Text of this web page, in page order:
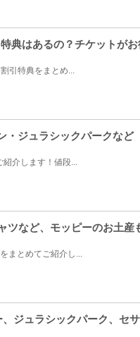
典はあるの？チケットが
引特典をまとめ...
・ジュラシックパークなど
介します！値段...
ツなど、モッピーのお土産
まとめてご紹介し...
ジュラシックパーク、セ